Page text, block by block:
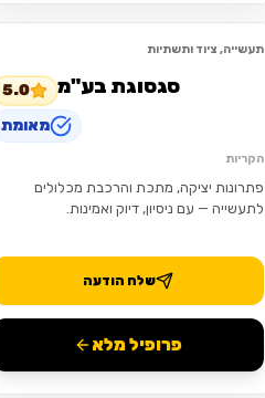
תעשייה, ציוד ותשתיות
סגסוגת בע"מ
5.0
מאומת
הקריות
פתרונות יציקה, מתכת והרכבת מכלולים
לתעשייה — עם ניסיון, דיוק ואמינות.
שלח הודעה
פרופיל מלא